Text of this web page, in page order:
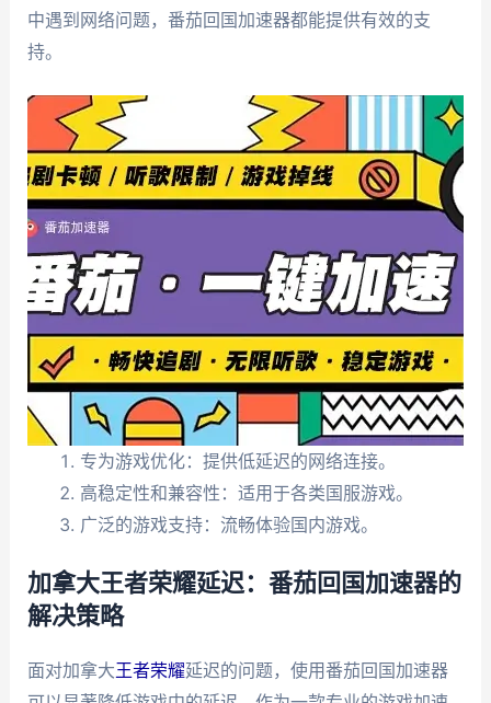
中遇到网络问题，番茄回国加速器都能提供有效的支
持。
专为游戏优化：提供低延迟的网络连接。
高稳定性和兼容性：适用于各类国服游戏。
广泛的游戏支持：流畅体验国内游戏。
加拿大王者荣耀延迟：番茄回国加速器的
解决策略
面对加拿大王者荣耀延迟的问题，使用番茄回国加速器